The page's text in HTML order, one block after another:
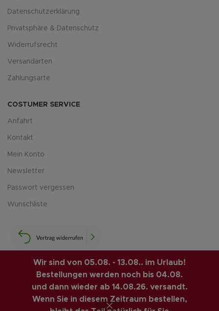
Wir sind von 05.08. - 13.08.. im Urlaub!
Bestellungen werden noch bis 04.08.
und dann wieder ab 14.08.26. versandt.
Wenn Sie in diesem Zeitraum bestellen,
Datenschutzerklärung
Privatsphäre & Datenschutz
Widerrufsrecht
Versandarten
Zahlungsarte
COSTUMER SERVICE
Anfahrt
Kontakt
Mein Konto
Newsletter
Passwort vergessen
Wunschliste
LUIS-GUITAR-GARAGE.COM © 2026 | CREATED BY
COMPUTERMOBIL. PREMIUM E-COMMERCE SOLUTIONS.